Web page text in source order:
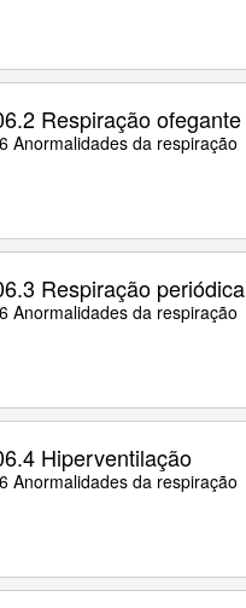
Respiração ofegante
Anormalidades da respiração
Respiração periódica
Anormalidades da respiração
Hiperventilação
Anormalidades da respiração